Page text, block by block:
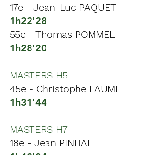
17e - Jean-Luc PAQUET
1h22'28
55e - Thomas POMMEL
1h28'20
MASTERS H5
45e - Christophe LAUMET
1h31'44
MASTERS H7
18e - Jean PINHAL